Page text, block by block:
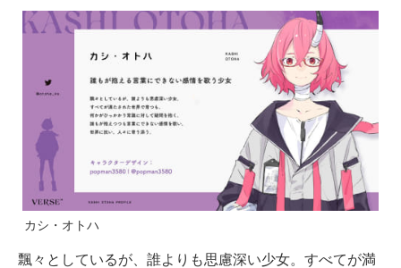
カシ・オトハ
飄々としているが、誰よりも思慮深い少女。すべてが満